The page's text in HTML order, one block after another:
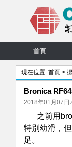
首頁
現在位置: 首頁 >
Bronica
2018年01月07日
之前用
特別幼滑，
足。